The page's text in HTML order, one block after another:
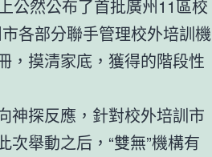
然公布了首批廣州11區校
各部分聯手管理校外培訓機
，摸清家底，獲得的階段性
探反應，針對校外培訓市
舉動之后，“雙無”機構有